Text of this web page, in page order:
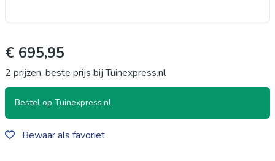
€ 695,95
2 prijzen, beste prijs bij Tuinexpress.nl
Bestel op Tuinexpress.nl
Bewaar als favoriet